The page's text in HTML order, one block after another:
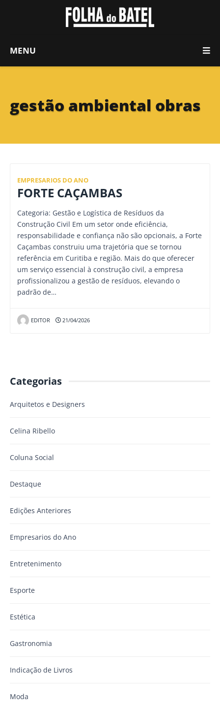
MENU
gestão ambiental obras
EMPRESARIOS DO ANO
FORTE CAÇAMBAS
Categoria: Gestão e Logística de Resíduos da
Construção Civil Em um setor onde eficiência,
responsabilidade e confiança não são opcionais, a Forte
Caçambas construiu uma trajetória que se tornou
referência em Curitiba e região. Mais do que oferecer
um serviço essencial à construção civil, a empresa
profissionalizou a gestão de resíduos, elevando o
padrão de…
EDITOR 21/04/2026
Categorias
Arquitetos e Designers
Celina Ribello
Coluna Social
Destaque
Edições Anteriores
Empresarios do Ano
Entretenimento
Esporte
Estética
Gastronomia
Indicação de Livros
Moda